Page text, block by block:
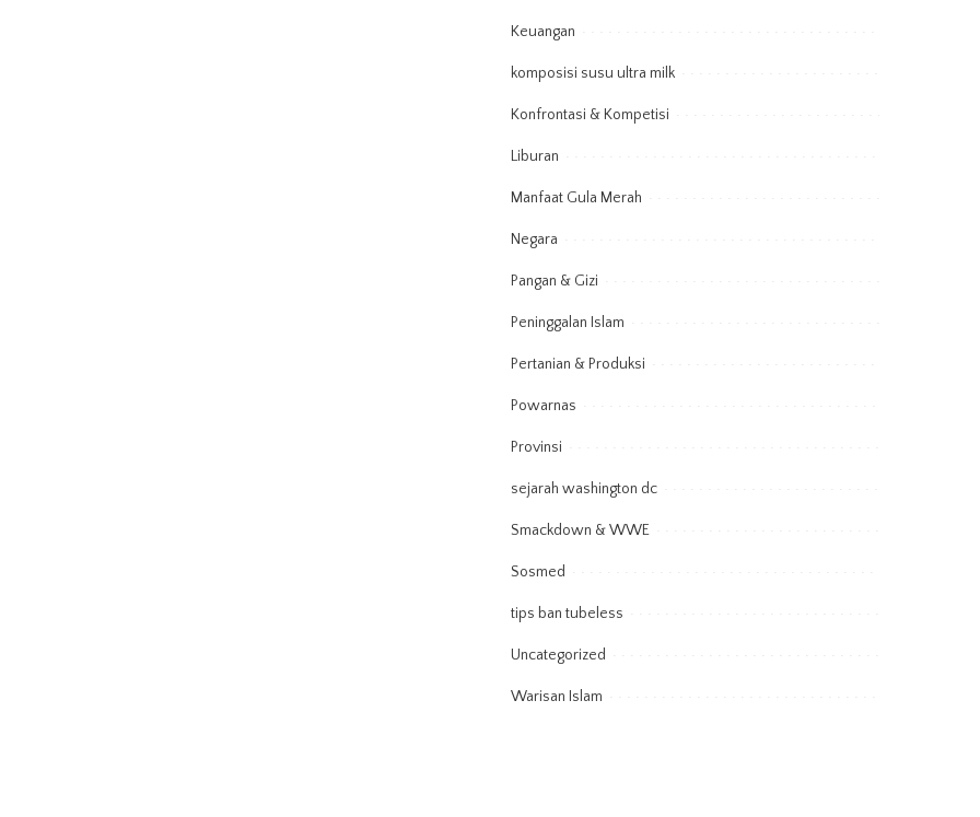
Keuangan
komposisi susu ultra milk
Konfrontasi & Kompetisi
Liburan
Manfaat Gula Merah
Negara
Pangan & Gizi
Peninggalan Islam
Pertanian & Produksi
Powarnas
Provinsi
sejarah washington dc
Smackdown & WWE
Sosmed
tips ban tubeless
Uncategorized
Warisan Islam